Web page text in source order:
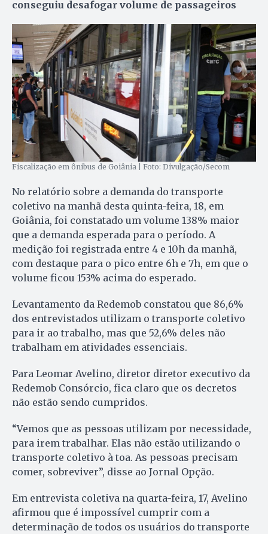
conseguiu desafogar volume de passageiros
Fiscalização em ônibus de Goiânia | Foto: Divulgação/Secom
No relatório sobre a demanda do transporte
coletivo na manhã desta quinta-feira, 18, em
Goiânia, foi constatado um volume 138% maior
que a demanda esperada para o período. A
medição foi registrada entre 4 e 10h da manhã,
com destaque para o pico entre 6h e 7h, em que o
volume ficou 153% acima do esperado.
Levantamento da Redemob constatou que 86,6%
dos entrevistados utilizam o transporte coletivo
para ir ao trabalho, mas que 52,6% deles não
trabalham em atividades essenciais.
Para Leomar Avelino, diretor diretor executivo da
Redemob Consórcio, fica claro que os decretos
não estão sendo cumpridos.
“Vemos que as pessoas utilizam por necessidade,
para irem trabalhar. Elas não estão utilizando o
transporte coletivo à toa. As pessoas precisam
comer, sobreviver”, disse ao Jornal Opção.
Em entrevista coletiva na quarta-feira, 17, Avelino
afirmou que é impossível cumprir com a
determinação de todos os usuários do transporte